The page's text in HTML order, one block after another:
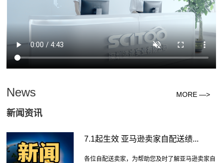
News
新闻资讯
MORE —>
7.1起生效 亚马逊卖家自配送绩...
各位自配送卖家，为帮助您及时了解亚马逊卖家自